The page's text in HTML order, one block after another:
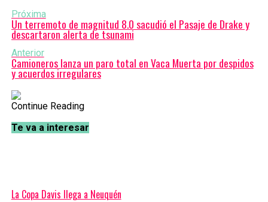
Próxima
Un terremoto de magnitud 8.0 sacudió el Pasaje de Drake y
descartaron alerta de tsunami
Anterior
Camioneros lanza un paro total en Vaca Muerta por despidos
y acuerdos irregulares
Continue Reading
Te va a interesar
La Copa Davis llega a Neuquén